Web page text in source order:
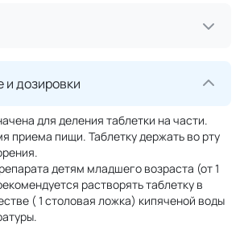
дозировки
для деления таблетки на части.
приема пищи. Таблетку держать во рту
детям младшего возраста (от 1
растворять таблетку в
( 1 столовая ложка) кипяченой воды